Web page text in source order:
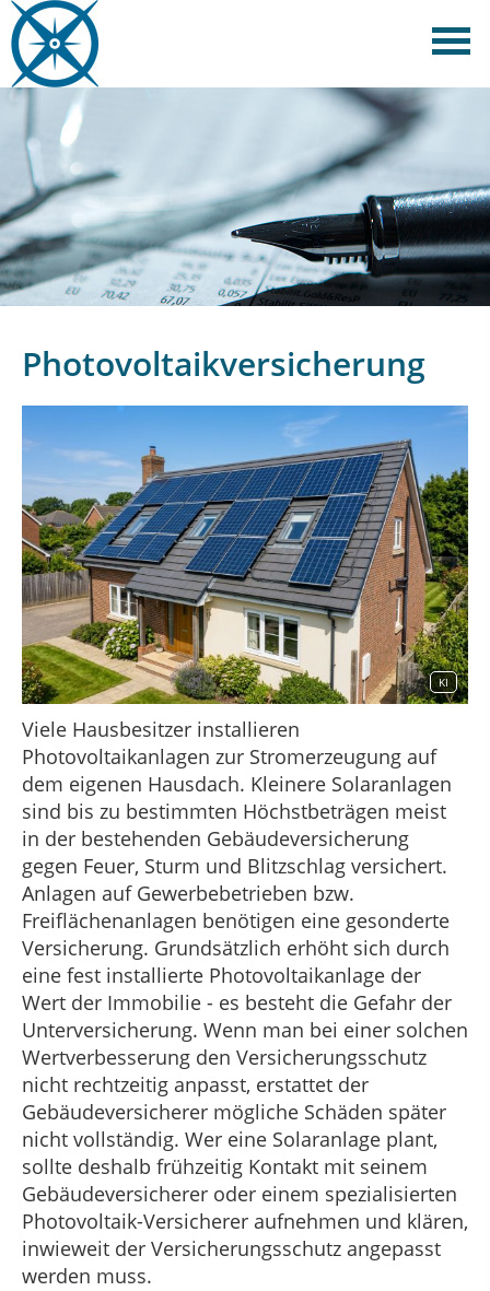
Photovoltaikversicherung
KI
Viele Hausbesitzer installieren
Photovoltaikanlagen zur Stromerzeugung auf
dem eigenen Hausdach. Kleinere Solaranlagen
sind bis zu bestimmten Höchstbeträgen meist
in der bestehenden Gebäudeversicherung
gegen Feuer, Sturm und Blitzschlag versichert.
Anlagen auf Gewerbebetrieben bzw.
Freiflächenanlagen benötigen eine gesonderte
Versicherung. Grundsätzlich erhöht sich durch
eine fest installierte Photovoltaikanlage der
Wert der Immobilie - es besteht die Gefahr der
Unterversicherung. Wenn man bei einer solchen
Wertverbesserung den Versicherungsschutz
nicht rechtzeitig anpasst, erstattet der
Gebäudeversicherer mögliche Schäden später
nicht vollständig. Wer eine Solaranlage plant,
sollte deshalb frühzeitig Kontakt mit seinem
Gebäudeversicherer oder einem spezialisierten
Photovoltaik-Versicherer aufnehmen und klären,
inwieweit der Versicherungsschutz angepasst
werden muss.